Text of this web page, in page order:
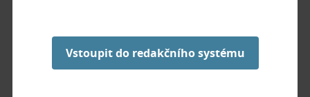
Vstoupit do redakčního systému
strašáky. Strašáky, kteří dlouhou samotou ztratili
schopnost plašit z polí ptáky, vrací organizace zpátky do
aktivního plašení. A my jí v tom budeme rádi pomáhat